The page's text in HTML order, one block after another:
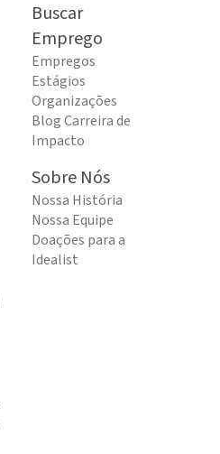
Buscar
Emprego
Empregos
Estágios
Organizações
Blog Carreira de
Impacto
Sobre Nós
Nossa História
Nossa Equipe
Doações para a
Idealist